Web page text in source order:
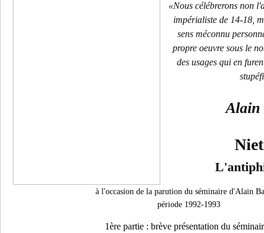
«Nous célébrerons non
impérialiste de 14-18,
sens méconnu
propre oeuvre sous le
des usages qui en
Alain
à l'occasion de la parution du séminaire d'Alain
période 1992-1993
1ère partie : brève présentation du